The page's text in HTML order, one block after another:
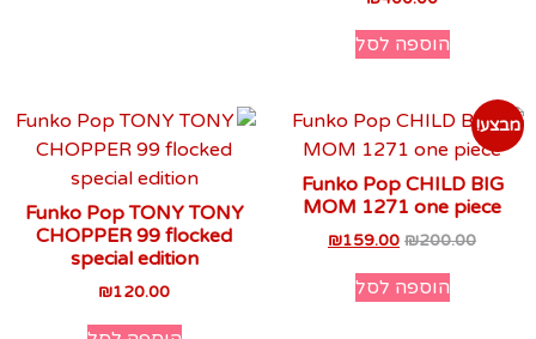
הוספה לסל
מבצע!
Funko Pop CHILD BIG
MOM 1271 one piece
₪200.00
₪159.00
הוספה לסל
Funko Pop TONY TONY
CHOPPER 99 flocked
special edition
₪120.00